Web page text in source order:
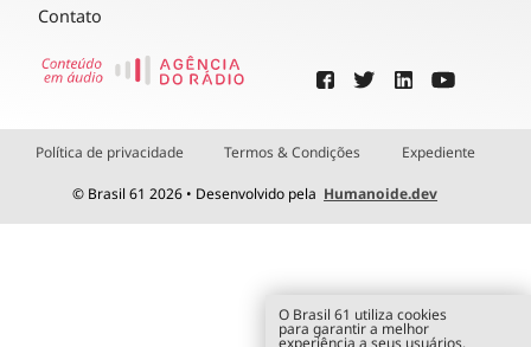
Contato
Política de privacidade Termos & Condições Expediente
© Brasil 61 2026 • Desenvolvido pela Humanoide.dev
O Brasil 61 utiliza cookies
para garantir a melhor